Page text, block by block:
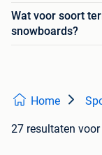
Wat voor soort
snowboards?
Home
27 resultaten